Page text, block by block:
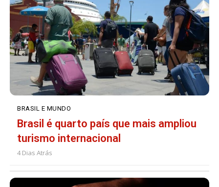
BRASIL E MUNDO
Brasil é quarto país que mais ampliou
turismo internacional
4 Dias Atrás